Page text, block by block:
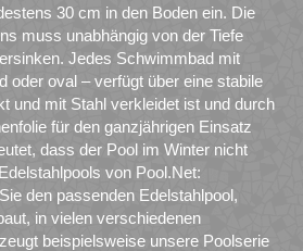
30 cm in den Boden ein. Die
muss unabhängig von der Tiefe
Jedes Schwimmbad mit
oder oval – verfügt über eine stabile
und mit Stahl verkleidet ist und durch
für den ganzjährigen Einsatz
dass der Pool im Winter nicht
von Pool.Net:
den passenden Edelstahlpool,
in vielen verschiedenen
beispielsweise unsere Poolserie